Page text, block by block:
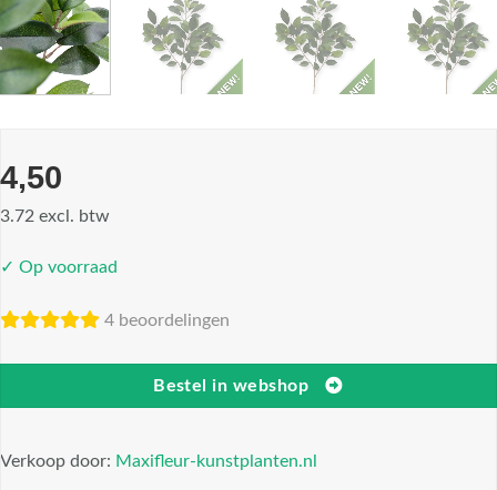
4,50
3.72 excl. btw
✓ Op voorraad
4 beoordelingen
Bestel in webshop
Verkoop door: Maxifleur-kunstplanten.nl